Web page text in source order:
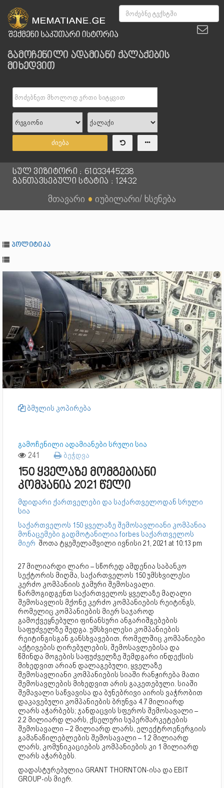
გამოჩენილი ადამიანი ქალაქების
მიხედვით
ძიება
სულ ვიზიტორი : 61033445238
განთავსებული სტატია : 12432
მთავარი ● იუბილარი/ ხსენება
პოლიტიკა
ბმულის კოპირება
გამოჩენილი ადამიანები სრული სია
241 ბეჭდვა
150 ყველაზე მომგებიანი
კომპანია 2021 წელი
მდიდარი ქართველები და საქართველოდან სრული
სია
საქართველოს 150 ყველაზე შემოსავლიანი კომპანია
მონაცემები გადმოტანილია forbes საქართველოს
მიერ შოთა ტყეშელაშვილი ივნისი 21, 2021 at 10:13 pm
27 მილიარდი ლარი – სწორედ ამდენია საბანკო
სექტორის მიღმა, საქართველოს 150 უმსხვილესი
კერძო კომპანიის ჯამური შემოსავალი.
წარმოგიდგენთ საქართველოს ყველაზე მაღალი
შემოსავლის მქონე კერძო კომპანიების რეიტინგს,
რომელიც კომპანიების მიერ საჯაროდ
გამოქვეყნებული ფინანსური ანგარიშგებების
საფუძველზე შედგა. უმსხვილესი კომპანიების
რეიტინგისგან განსხვავებით, რომელშიც კომპანიები
აქტივების ღირებულების, შემოსავლებისა და
წმინდა მოგების საფუძველზე შემდგარი ინდექსის
მიხედვით არიან დალაგებული, ყველაზე
შემოსავლიანი კომპანიების სიაში რანჟირება მათი
შემოსავლების მიხედვით არის გაკეთებული. სიაში
შემავალი საწვავისა და ბუნებრივი აირის ვაჭრობით
დაკავებული კომპანიების ბრუნვა 4.7 მილიარდ
ლარს აჭარბებს; ჯანდაცვის სფეროს შემოსავალი –
2.2 მილიარდ ლარს, ქსელური სუპერმარკეტების
შემოსავალი – 2 მილიარდ ლარს, ელექტროენერგიის
გამანაწილებლების შემოსავალი – 1.2 მილიარდ
ლარს, კომუნიკაციების კომპანიების კი 1 მილიარდ
ლარს აჭარბებს.
დადასტურებულია GRANT THORNTON-ისა და EBIT
GROUP-ის მიერ.